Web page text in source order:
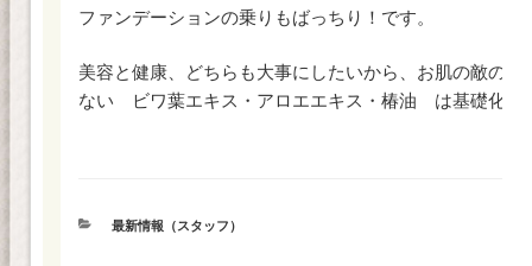
ファンデーションの乗りもばっちり！です。
美容と健康、どちらも大事にしたいから、お肌の敵の
ない ビワ葉エキス・アロエエキス・椿油 は基礎化粧
カ
最新情報（スタッフ）